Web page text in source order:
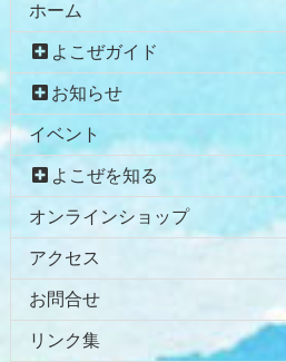
ホーム
よこぜガイド
お知らせ
イベント
よこぜを知る
オンラインショップ
アクセス
お問合せ
リンク集